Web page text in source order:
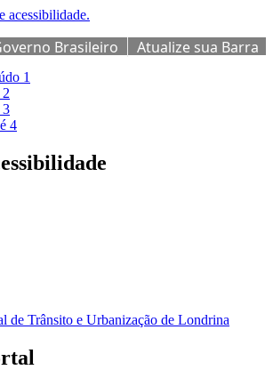
acessibilidade.
Brasileiro
Atualize sua Barra
1
2
3
4
de Trânsito e Urbanização de Londrina